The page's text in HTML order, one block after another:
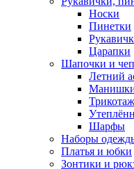
Носки
Пинетки
Царапки
Шапочки и
Летний
Шарфы
Наборы
Платья и юбки
Зонтики и